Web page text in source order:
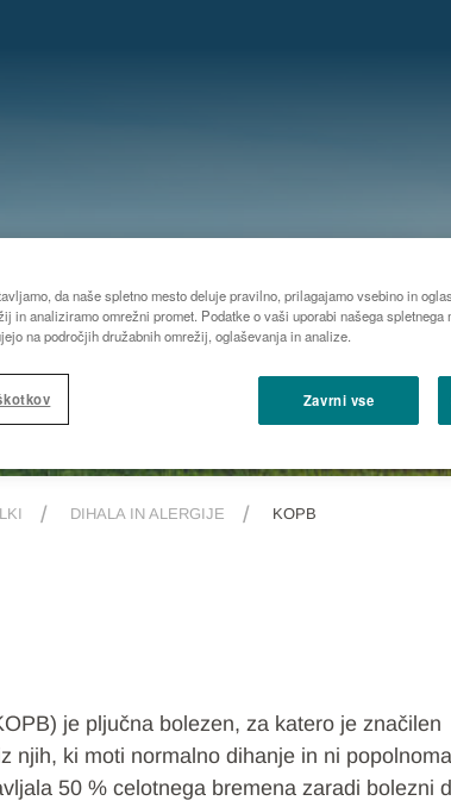
DIHALA IN ALERGIJE KOPB
je pljučna bolezen, za katero je značilen
njih, ki moti normalno dihanje in ni popolnoma
50 % celotnega bremena zaradi bolezni
da naše spletno mesto deluje pravilno, prilagajamo vsebino in
in analiziramo omrežni promet. Podatke o vaši uporabi našega spletnega
na področjih družabnih omrežij, oglaševanja in analize.
Zavrni vse